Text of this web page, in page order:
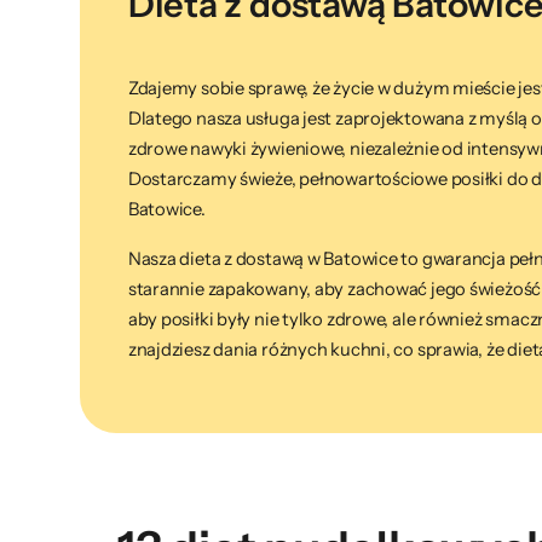
Zdajemy sobie sprawę, że życie w dużym mieście
Dlatego nasza usługa jest zaprojektowana z myślą
zdrowe nawyki żywieniowe, niezależnie od
Dostarczamy świeże, pełnowartościowe posiłki
Batowice.
Nasza dieta z dostawą w Batowice to gwarancja
starannie zapakowany, aby zachować jego
aby posiłki były nie tylko zdrowe, ale również
znajdziesz dania różnych kuchni, co sprawia, że